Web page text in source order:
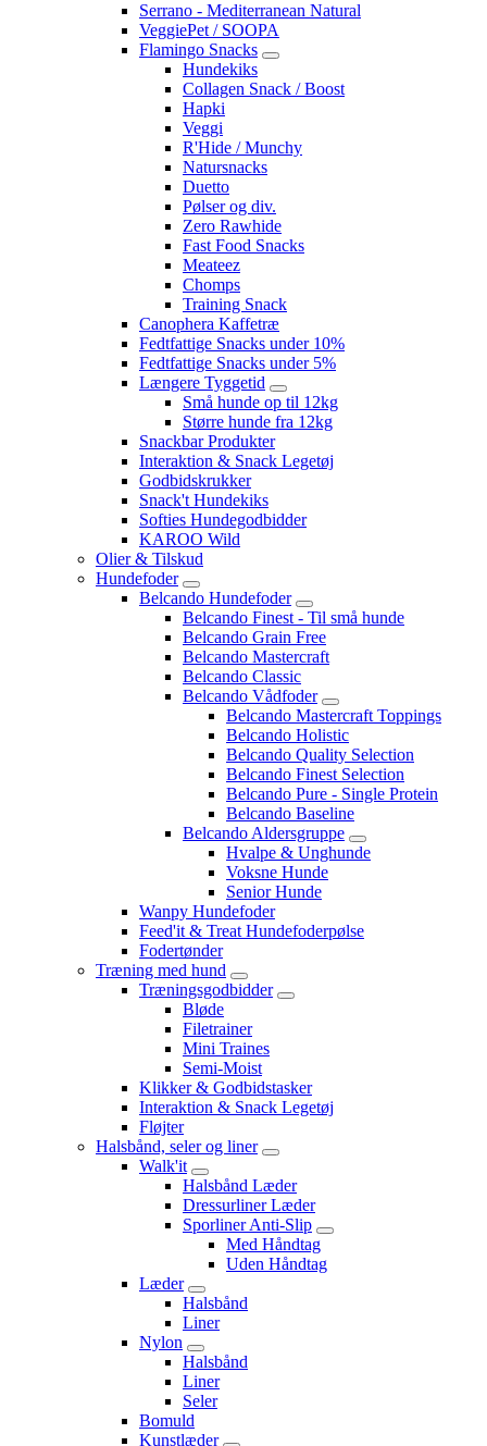
Serrano - Mediterranean Natural
VeggiePet / SOOPA
Flamingo Snacks
Hundekiks
Collagen Snack / Boost
Hapki
Veggi
R'Hide / Munchy
Natursnacks
Duetto
Pølser og div.
Zero Rawhide
Fast Food Snacks
Meateez
Chomps
Training Snack
Canophera Kaffetræ
Fedtfattige Snacks under 10%
Fedtfattige Snacks under 5%
Længere Tyggetid
Små hunde op til 12kg
Større hunde fra 12kg
Snackbar Produkter
Interaktion & Snack Legetøj
Godbidskrukker
Snack't Hundekiks
Softies Hundegodbidder
KAROO Wild
Olier & Tilskud
Hundefoder
Belcando Hundefoder
Belcando Finest - Til små hunde
Belcando Grain Free
Belcando Mastercraft
Belcando Classic
Belcando Vådfoder
Belcando Mastercraft Toppings
Belcando Holistic
Belcando Quality Selection
Belcando Finest Selection
Belcando Pure - Single Protein
Belcando Baseline
Belcando Aldersgruppe
Hvalpe & Unghunde
Voksne Hunde
Senior Hunde
Wanpy Hundefoder
Feed'it & Treat Hundefoderpølse
Fodertønder
Træning med hund
Træningsgodbidder
Bløde
Filetrainer
Mini Traines
Semi-Moist
Klikker & Godbidstasker
Interaktion & Snack Legetøj
Fløjter
Halsbånd, seler og liner
Walk'it
Halsbånd Læder
Dressurliner Læder
Sporliner Anti-Slip
Med Håndtag
Uden Håndtag
Læder
Halsbånd
Liner
Nylon
Halsbånd
Liner
Seler
Bomuld
Kunstlæder